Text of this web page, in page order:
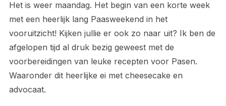
Het is weer maandag. Het begin van een korte week
met een heerlijk lang Paasweekend in het
vooruitzicht! Kijken jullie er ook zo naar uit? Ik ben de
afgelopen tijd al druk bezig geweest met de
voorbereidingen van leuke recepten voor Pasen.
Waaronder dit heerlijke ei met cheesecake en
advocaat.